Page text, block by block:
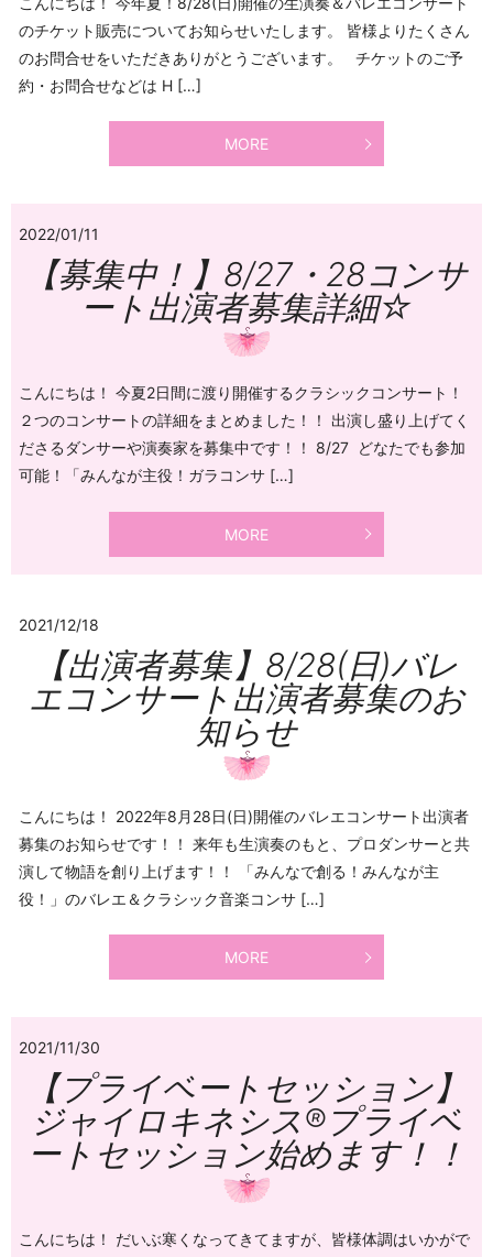
のチケット販売についてお知らせいたします。 皆様よりたくさん
のお問合せをいただきありがとうございます。 チケットのご予
約・お問合せなどは H […]
MORE
2022/01/11
【募集中！】8/27・28コンサ
ート出演者募集詳細☆
こんにちは！ 今夏2日間に渡り開催するクラシックコンサート！
２つのコンサートの詳細をまとめました！！ 出演し盛り上げてく
ださるダンサーや演奏家を募集中です！！ 8/27 どなたでも参加
可能！「みんなが主役！ガラコンサ […]
MORE
2021/12/18
【出演者募集】8/28(日)バレ
エコンサート出演者募集のお
知らせ
こんにちは！ 2022年8月28日(日)開催のバレエコンサート出演者
募集のお知らせです！！ 来年も生演奏のもと、プロダンサーと共
演して物語を創り上げます！！ 「みんなで創る！みんなが主
役！」のバレエ＆クラシック音楽コンサ […]
MORE
2021/11/30
【プライベートセッション】
ジャイロキネシス®プライベ
ートセッション始めます！！
こんにちは！ だいぶ寒くなってきてますが、皆様体調はいかがで